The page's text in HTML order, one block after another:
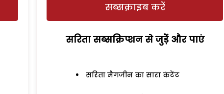
सब्सक्राइब करें
सरिता सब्सक्रिप्शन से जुड़ेें और पाएं
सरिता मैगजीन का सारा कंटेंट